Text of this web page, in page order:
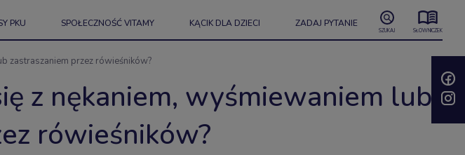
PKU SPOŁECZNOŚĆ VITAMY KĄCIK DLA DZIECI ZADAJ PYTANIE
SZUKAJ SŁOWNICZEK
zastraszaniem przez rówieśników?
z nękaniem, wyśmiewaniem lub
rówieśników?